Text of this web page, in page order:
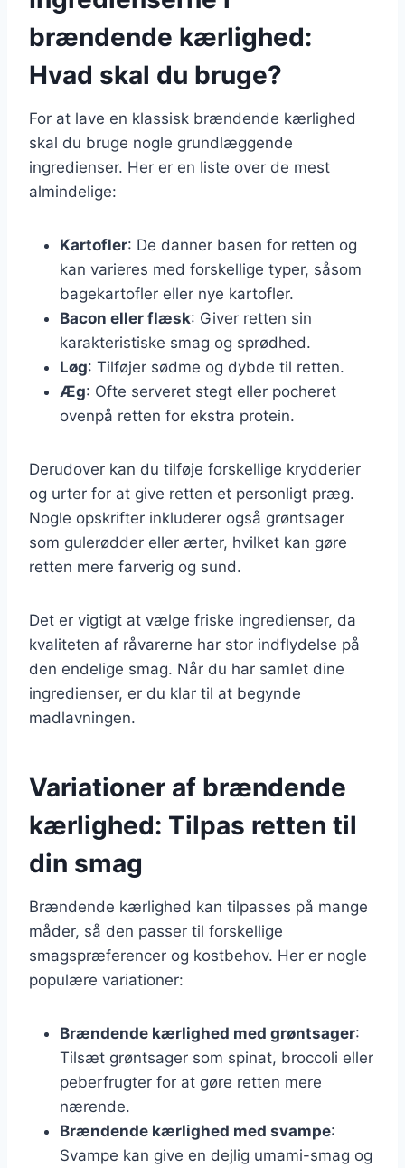
brændende kærlighed:
Hvad skal du bruge?
For at lave en klassisk brændende kærlighed
skal du bruge nogle grundlæggende
ingredienser. Her er en liste over de mest
almindelige:
Kartofler: De danner basen for retten og
kan varieres med forskellige typer, såsom
bagekartofler eller nye kartofler.
Bacon eller flæsk: Giver retten sin
karakteristiske smag og sprødhed.
Løg: Tilføjer sødme og dybde til retten.
Æg: Ofte serveret stegt eller pocheret
ovenpå retten for ekstra protein.
Derudover kan du tilføje forskellige krydderier
og urter for at give retten et personligt præg.
Nogle opskrifter inkluderer også grøntsager
som gulerødder eller ærter, hvilket kan gøre
retten mere farverig og sund.
Det er vigtigt at vælge friske ingredienser, da
kvaliteten af råvarerne har stor indflydelse på
den endelige smag. Når du har samlet dine
ingredienser, er du klar til at begynde
madlavningen.
Variationer af brændende
kærlighed: Tilpas retten til
din smag
Brændende kærlighed kan tilpasses på mange
måder, så den passer til forskellige
smagspræferencer og kostbehov. Her er nogle
populære variationer:
Brændende kærlighed med grøntsager:
Tilsæt grøntsager som spinat, broccoli eller
peberfrugter for at gøre retten mere
nærende.
Brændende kærlighed med svampe:
Svampe kan give en dejlig umami-smag og